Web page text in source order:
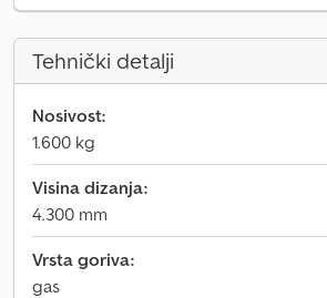
Tehnički detalji
Nosivost:
1.600 kg
Visina dizanja:
4.300 mm
Vrsta goriva:
gas